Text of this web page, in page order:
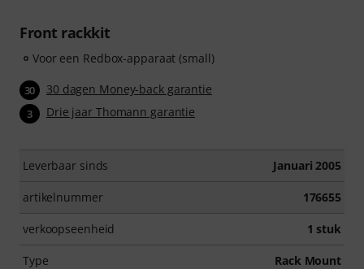
Front rackkit
Voor een Redbox-apparaat (small)
30 30 dagen Money-back garantie
3 Drie jaar Thomann garantie
Leverbaar sinds Januari 2005
artikelnummer 176655
verkoopseenheid 1 stuk
Type Rack Mount